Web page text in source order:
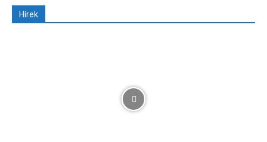
Hírek